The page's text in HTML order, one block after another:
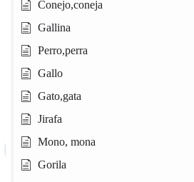
Conejo,coneja
Gallina
Perro,perra
Gallo
Gato,gata
Jirafa
Mono, mona
Gorila